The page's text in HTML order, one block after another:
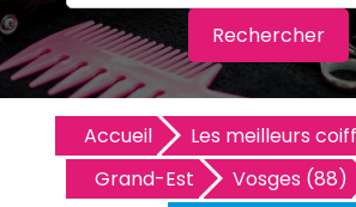
Rechercher
Accueil
Les meilleurs
Grand-Est
Vosges (88)